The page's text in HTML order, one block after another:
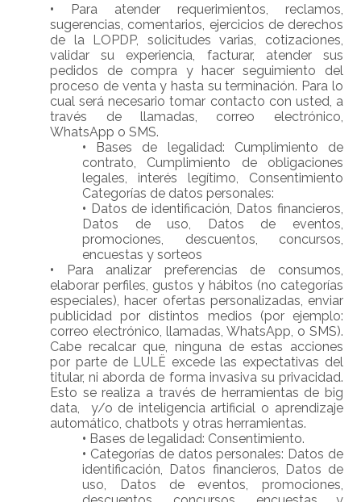
• Para atender requerimientos, reclamos,
sugerencias, comentarios, ejercicios de derechos
de la LOPDP, solicitudes varias, cotizaciones,
validar su experiencia, facturar, atender sus
pedidos de compra y hacer seguimiento del
proceso de venta y hasta su terminación. Para lo
cual será necesario tomar contacto con usted, a
través de llamadas, correo electrónico,
WhatsApp o SMS.
• Bases de legalidad: Cumplimiento de
contrato, Cumplimiento de obligaciones
legales, interés legítimo, Consentimiento
Categorías de datos personales:
• Datos de identificación, Datos financieros,
Datos de uso, Datos de eventos,
promociones, descuentos, concursos,
encuestas y sorteos
• Para analizar preferencias de consumos,
elaborar perfiles, gustos y hábitos (no categorías
especiales), hacer ofertas personalizadas, enviar
publicidad por distintos medios (por ejemplo:
correo electrónico, llamadas, WhatsApp, o SMS).
Cabe recalcar que, ninguna de estas acciones
por parte de LULË excede las expectativas del
titular, ni aborda de forma invasiva su privacidad.
Esto se realiza a través de herramientas de big
data, y/o de inteligencia artificial o aprendizaje
automático, chatbots y otras herramientas.
• Bases de legalidad: Consentimiento.
• Categorías de datos personales: Datos de
identificación, Datos financieros, Datos de
uso, Datos de eventos, promociones,